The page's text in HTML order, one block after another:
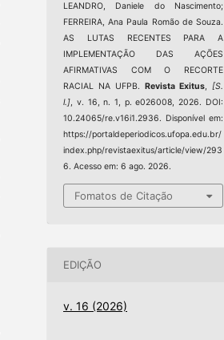
LEANDRO, Daniele do Nascimento;
FERREIRA, Ana Paula Romão de Souza.
AS LUTAS RECENTES PARA A
IMPLEMENTAÇÃO DAS AÇÕES
AFIRMATIVAS COM O RECORTE
RACIAL NA UFPB. Revista Exitus, [S.
l.], v. 16, n. 1, p. e026008, 2026. DOI:
10.24065/re.v16i1.2936. Disponível em:
https://portaldeperiodicos.ufopa.edu.br/
index.php/revistaexitus/article/view/293
6. Acesso em: 6 ago. 2026.
Fomatos de Citação
EDIÇÃO
v. 16 (2026)